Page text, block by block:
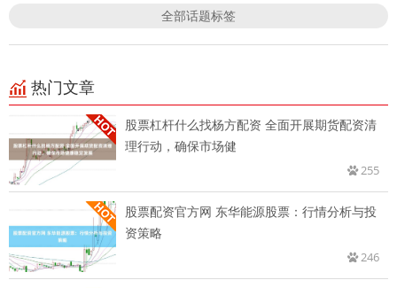
全部话题标签
热门文章
股票杠杆什么找杨方配资 全面开展期货配资清
理行动，确保市场健
255
股票配资官方网 东华能源股票：行情分析与投
资策略
246